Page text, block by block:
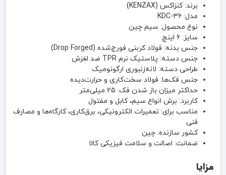
برند: کنزاکس (KENZAX)
مدل: KDC-36
نوع محصول: سیم چین
سایز: 6 اینچ
جنس بدنه: فولاد کربنی فورج‌شده (Drop Forged)
جنس دسته: پلاستیک نرم TPR ضد لغزش
طراحی دسته: لانه‌زنبوری ارگونومیک
جنس فک‌ها: فولاد سخت‌کاری و حرارت‌دیده
حداکثر میزان باز شدن فک: 25 میلی‌متر
کاربرد: برش انواع سیم، کابل و مفتول
مناسب برای: تعمیرات الکترونیکی، برق‌کاری، کارگاه‌ها و مصارف
فنی
کشور سازنده: چین
ضمانت: اصالت و سلامت فیزیکی کالا
مزایا